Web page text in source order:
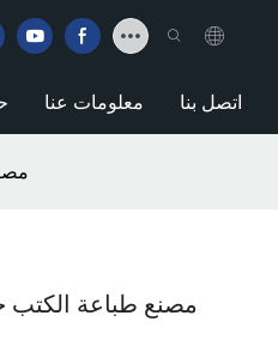
معلومات عنا اتصل بنا
مصنع طباعة